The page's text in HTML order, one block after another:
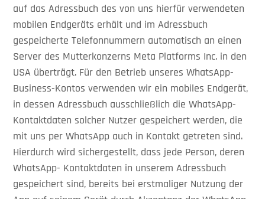
auf das Adressbuch des von uns hierfür verwendeten
mobilen Endgeräts erhält und im Adressbuch
gespeicherte Telefonnummern automatisch an einen
Server des Mutterkonzerns Meta Platforms Inc. in den
USA überträgt. Für den Betrieb unseres WhatsApp-
Business-Kontos verwenden wir ein mobiles Endgerät,
in dessen Adressbuch ausschließlich die WhatsApp-
Kontaktdaten solcher Nutzer gespeichert werden, die
mit uns per WhatsApp auch in Kontakt getreten sind.
Hierdurch wird sichergestellt, dass jede Person, deren
WhatsApp- Kontaktdaten in unserem Adressbuch
gespeichert sind, bereits bei erstmaliger Nutzung der